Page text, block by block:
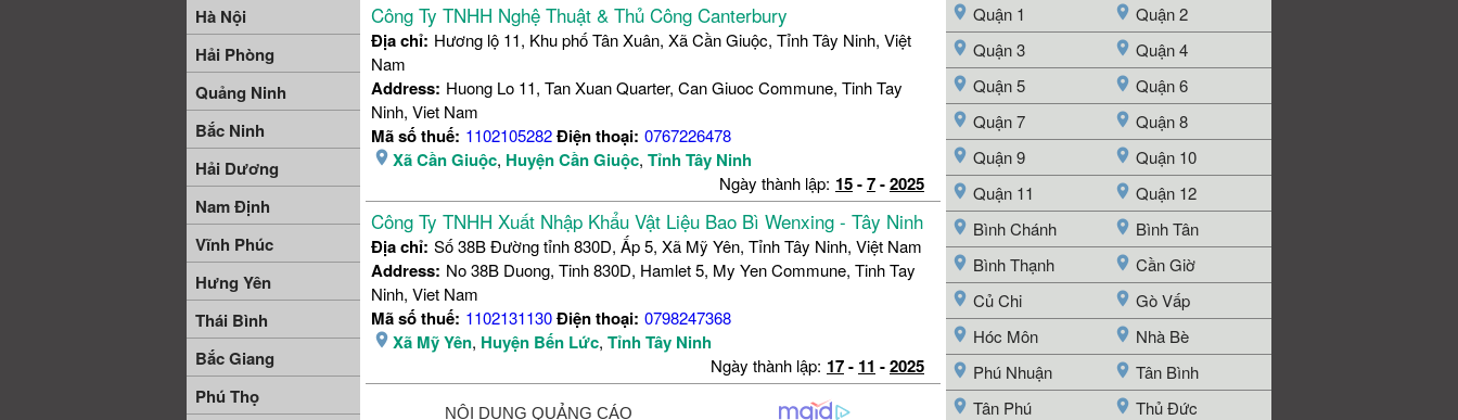
Hà Nội
Hải Phòng
Quảng Ninh
Bắc Ninh
Hải Dương
Nam Định
Vĩnh Phúc
Hưng Yên
Thái Bình
Bắc Giang
Phú Thọ
Công Ty TNHH Nghệ Thuật & Thủ Công Canterbury
Địa chỉ: Hương lộ 11, Khu phố Tân Xuân, Xã Cần Giuộc, Tỉnh Tây Ninh, Việt
Nam
Address: Huong Lo 11, Tan Xuan Quarter, Can Giuoc Commune, Tinh Tay
Ninh, Viet Nam
Mã số thuế: 1102105282Điện thoại: 0767226478
Xã Cần Giuộc, Huyện Cần Giuộc, Tỉnh Tây Ninh
Ngày thành lập: 15-7-2025
Công Ty TNHH Xuất Nhập Khẩu Vật Liệu Bao Bì Wenxing - Tây Ninh
Địa chỉ: Số 38B Đường tỉnh 830D, Ấp 5, Xã Mỹ Yên, Tỉnh Tây Ninh, Việt Nam
Address: No 38B Duong, Tinh 830D, Hamlet 5, My Yen Commune, Tinh Tay
Ninh, Viet Nam
Mã số thuế: 1102131130Điện thoại: 0798247368
Xã Mỹ Yên, Huyện Bến Lức, Tỉnh Tây Ninh
Ngày thành lập: 17- 11 -2025
Quận 1
Quận 2
Quận 3
Quận 4
Quận 5
Quận 6
Quận 7
Quận 8
Quận 9
Quận 10
Quận 11
Quận 12
Bình Chánh
Bình Tân
Bình Thạnh
Cần Giờ
Củ Chi
Gò Vấp
Hóc Môn
Nhà Bè
Phú Nhuận
Tân Bình
Tân Phú
Thủ Đức